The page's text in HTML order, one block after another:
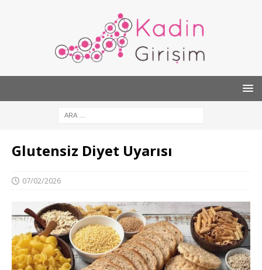
Glutensiz Diyet Uyarısı
07/02/2026